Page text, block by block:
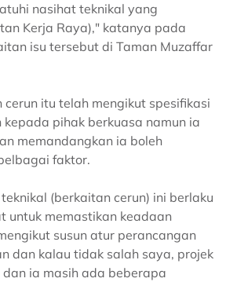
nasihat teknikal yang
Kerja Raya)," katanya pada
isu tersebut di Taman Muzaffar
itu telah mengikut spesifikasi
pihak berkuasa namun ia
memandangkan ia boleh
faktor.
(berkaitan cerun) ini berlaku
untuk memastikan keadaan
susun atur perancangan
dan kalau tidak salah saya, projek
ia masih ada beberapa